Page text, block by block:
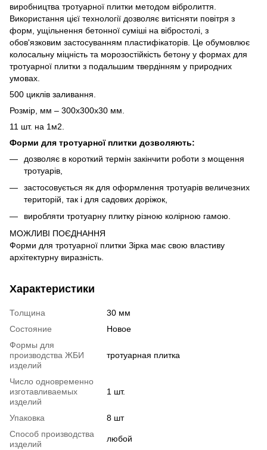
виробництва тротуарної плитки методом вібролиття.
Використання цієї технології дозволяє витісняти повітря з
форм, ущільнення бетонної суміші на вібростолі, з
обов'язковим застосуванням пластифікаторів. Це обумовлює
колосальну міцність та морозостійкість бетону у формах для
тротуарної плитки з подальшим твердінням у природних
умовах.
500 циклів заливання.
Розмір, мм – 300х300х30 мм.
11 шт. на 1м2.
Форми для тротуарної плитки дозволяють:
дозволяє в короткий термін закінчити роботи з мощення
тротуарів,
застосовується як для оформлення тротуарів величезних
територій, так і для садових доріжок,
виробляти тротуарну плитку різною колірною гамою.
МОЖЛИВІ ПОЄДНАННЯ
Форми для тротуарної плитки Зірка має свою властиву
архітектурну виразність.
Характеристики
Толщина
30 мм
Состояние
Новое
Формы для
производства ЖБИ
изделий
тротуарная плитка
Число одновременно
изготавливаемых
изделий
1 шт.
Упаковка
8 шт
Способ производства
изделий
любой